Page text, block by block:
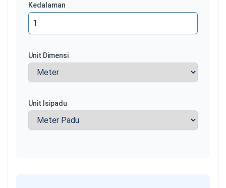
Kedalaman
Unit Dimensi
Unit Isipadu